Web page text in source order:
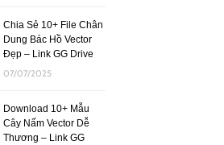
Chia Sẻ 10+ File Chân
Dung Bác Hồ Vector
Đẹp – Link GG Drive
07/07/2025
Download 10+ Mẫu
Cây Nấm Vector Dễ
Thương – Link GG